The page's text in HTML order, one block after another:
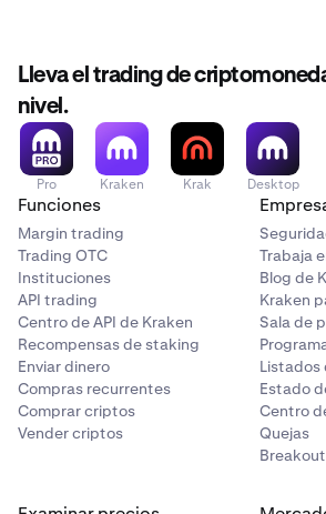
Lleva el trading de
nivel.
Pro Kraken Krak Desktop
Funciones
Margin trading
Trading OTC
Instituciones
API trading
Centro de API de Kraken
Recompensas de staking
Enviar dinero
Compras recurrentes
Comprar criptos
Vender criptos
Trabaja
Blog de
Kraken
Sala de
Listados
Estado
Centro
Quejas